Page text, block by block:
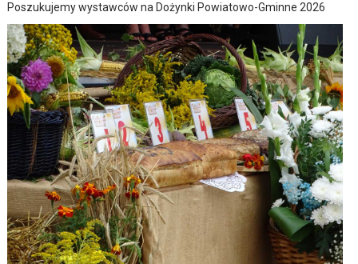
Poszukujemy wystawców na Dożynki Powiatowo-Gminne 2026